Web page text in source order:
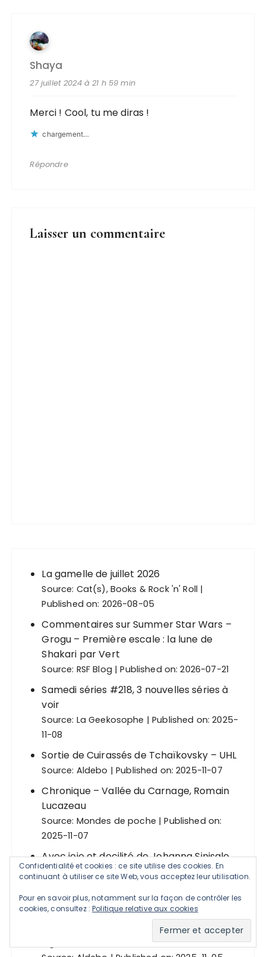
Shaya
27 juillet 2024 à 21 h 59 min
Merci ! Cool, tu me diras !
chargement…
Répondre
Laisser un commentaire
La gamelle de juillet 2026
Source: Cat(s), Books & Rock 'n' Roll
Published on: 2026-08-05
Commentaires sur Summer Star Wars –
Grogu – Première escale : la lune de
Shakari par Vert
Source: RSF Blog Published on: 2026-07-21
Samedi séries #218, 3 nouvelles séries à
voir
Source: La Geekosophe
Published on: 2025-
11-08
Sortie de Cuirassés de Tchaïkovsky – UHL
Source: Aldebo Published on: 2025-11-07
Chronique – Vallée du Carnage, Romain
Lucazeau
Source: Mondes de poche
Published on:
2025-11-07
Avec joie et docilité de Johanna Sinisalo
Source:La Geekosophe
Published on: 2025-
Bulles de feu #79 - Octobre 2025
Published on: 2025-11-05
Agemonia – Max Wikström
Confidentialité et cookies : ce site utilise des cookies. En
continuant à utiliser ce site Web, vous acceptez leur utilisation.
Pour en savoir plus, notamment sur la façon de contrôler les
cookies, consultez :Politique relative aux cookies